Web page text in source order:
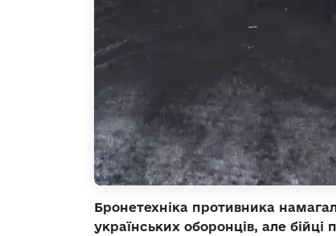
Бронетехніка противника
українських оборонців, але